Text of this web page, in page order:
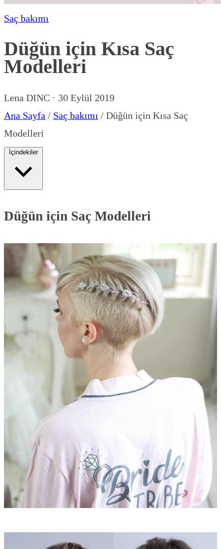
Saç bakımı
Düğün için Kısa Saç
Modelleri
Lena DINC · 30 Eylül 2019
Ana Sayfa / Saç bakımı / Düğün için Kısa Saç
Modelleri
İçindekiler
Düğün için Saç Modelleri